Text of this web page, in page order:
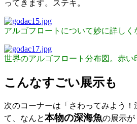
ってきます。ステキ。
アルゴフロートについて妙に詳しく
世界のアルゴフロート分布図 。 赤い
こんなすごい展示も
次のコーナーは「さわってみよう！
て、なんと本物の深海魚の展示が